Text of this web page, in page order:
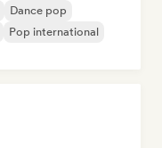
Dance pop
Pop international